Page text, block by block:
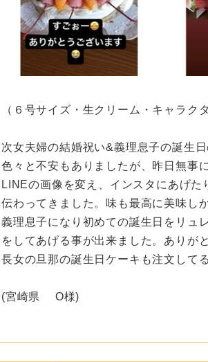
（６号サイズ・生クリーム・キャラク
次女夫婦の結婚祝い&義理息子の誕生
色々と不安もありましたが、昨日無事
LINEの画像を変え、インスタにあげた
伝わってきました。 味も最高に美味し
義理息子になり初めての誕生日をリュ
をしてあげる事が出来ました。 ありが
長女の旦那の誕生日ケーキも注文して
(宮崎県 O様)